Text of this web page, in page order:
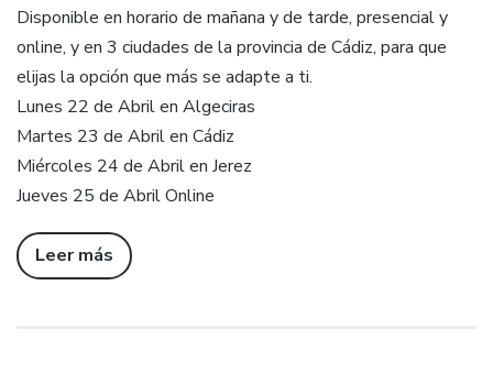
Disponible en horario de mañana y de tarde, presencial y
online, y en 3 ciudades de la provincia de Cádiz, para que
elijas la opción que más se adapte a ti.
Lunes 22 de Abril en Algeciras
Martes 23 de Abril en Cádiz
Miércoles 24 de Abril en Jerez
Jueves 25 de Abril Online
Leer más